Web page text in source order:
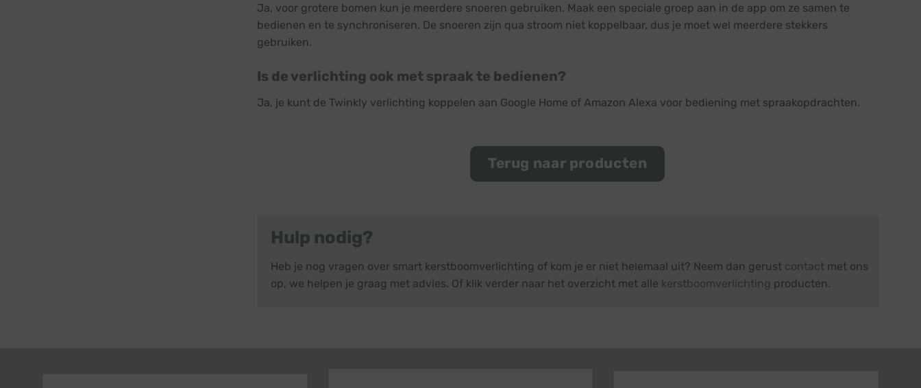
Ja, voor grotere bomen kun je meerdere snoeren gebruiken. Maak een speciale groep aan in de app om ze samen te
bedienen en te synchroniseren. De snoeren zijn qua stroom niet koppelbaar, dus je moet wel meerdere stekkers
gebruiken.
Is de verlichting ook met spraak te bedienen?
Ja, je kunt de Twinkly verlichting koppelen aan Google Home of Amazon Alexa voor bediening met spraakopdrachten.
Terug naar producten
Hulp nodig?
Heb je nog vragen over smart kerstboomverlichting of kom je er niet helemaal uit? Neem dan gerust contactmet ons
op, we helpen je graag met advies. Of klik verder naar het overzicht met alle kerstboomverlichting producten.